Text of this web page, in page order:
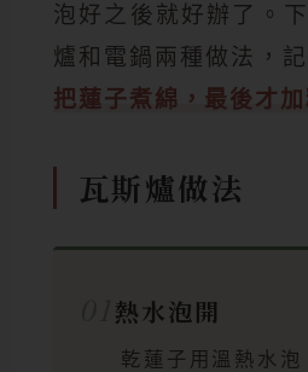
泡好之後就好辦了。
爐和電鍋兩種做法，
把蓮子煮綿，最後才
瓦斯爐做法
熱水泡開
乾蓮子用溫熱水